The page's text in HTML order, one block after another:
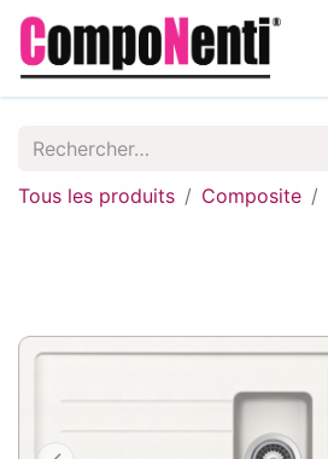
Tous les produits Composite